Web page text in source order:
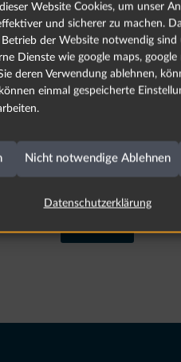
Website Cookies, um unser
und sicherer zu machen.
der Website notwendig
Dienste wie google maps,
deren Verwendung ablehnen,
einmal gespeicherte
Nicht notwendige Ablehnen
Datenschutzerklärung
Europäischen Fonds für
den EFRE